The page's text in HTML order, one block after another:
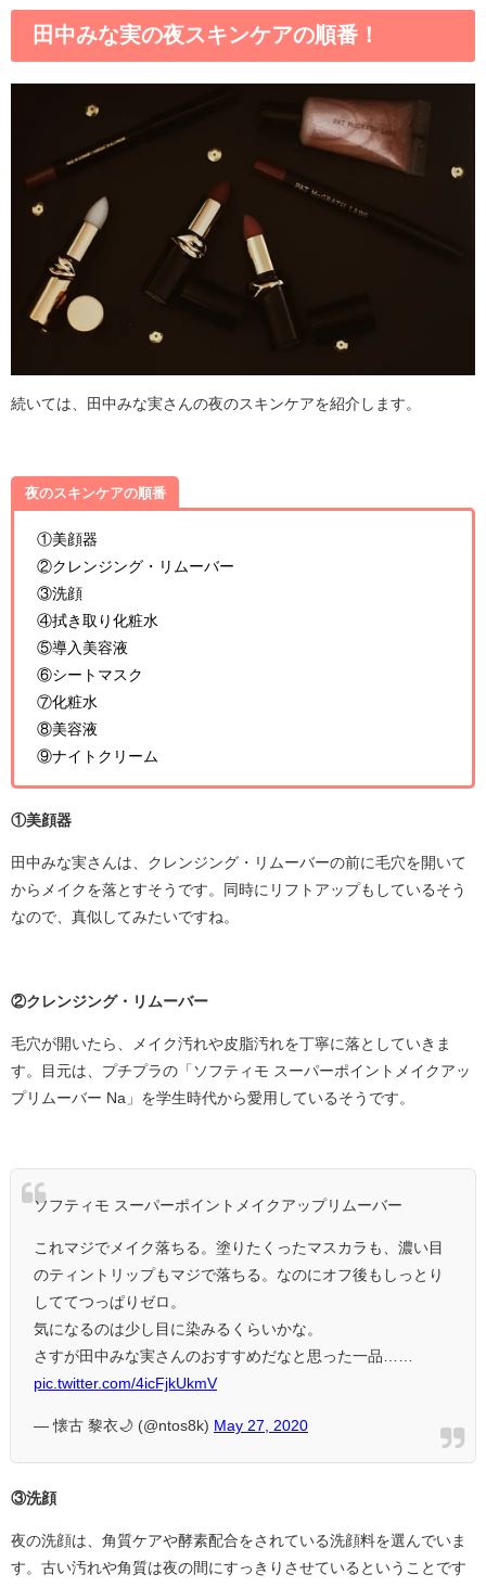
田中みな実の夜スキンケアの順番！
続いては、田中みな実さんの夜のスキンケアを紹介します。
夜のスキンケアの順番
①美顔器
②クレンジング・リムーバー
③洗顔
④拭き取り化粧水
⑤導入美容液
⑥シートマスク
⑦化粧水
⑧美容液
⑨ナイトクリーム
①美顔器
田中みな実さんは、クレンジング・リムーバーの前に毛穴を開いて
からメイクを落とすそうです。同時にリフトアップもしているそう
なので、真似してみたいですね。
②クレンジング・リムーバー
毛穴が開いたら、メイク汚れや皮脂汚れを丁寧に落としていきま
す。目元は、プチプラの「ソフティモ スーパーポイントメイクアッ
プリムーバー Na」を学生時代から愛用しているそうです。
ソフティモ スーパーポイントメイクアップリムーバー
これマジでメイク落ちる。塗りたくったマスカラも、濃い目
のティントリップもマジで落ちる。なのにオフ後もしっとり
しててつっぱりゼロ。
気になるのは少し目に染みるくらいかな。
さすが田中みな実さんのおすすめだなと思った一品……
pic.twitter.com/4icFjkUkmV
— 懐古 黎衣🌙 (@ntos8k) May 27, 2020
③洗顔
夜の洗顔は、角質ケアや酵素配合をされている洗顔料を選んでいま
す。古い汚れや角質は夜の間にすっきりさせているということです